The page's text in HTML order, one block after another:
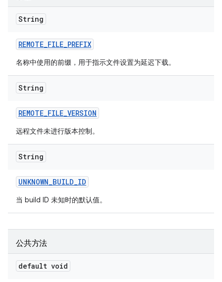
String
REMOTE_FILE_PREFIX
名称中使用的前缀，用于指示文件设置为延迟下载。
String
REMOTE_FILE_VERSION
远程文件未进行版本控制。
String
UNKNOWN_BUILD_ID
当 build ID 未知时的默认值。
公共方法
default void